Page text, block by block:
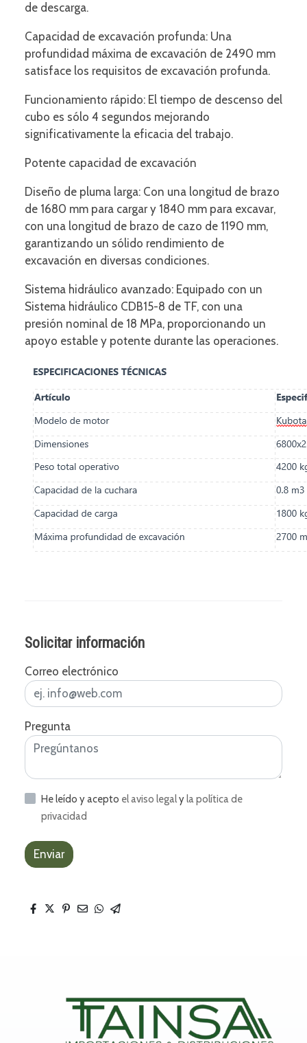
de descarga.
Capacidad de excavación profunda: Una
profundidad máxima de excavación de 2490 mm
satisface los requisitos de excavación profunda.
Funcionamiento rápido: El tiempo de descenso del
cubo es sólo 4 segundos mejorando
significativamente la eficacia del trabajo.
Potente capacidad de excavación
Diseño de pluma larga: Con una longitud de brazo
de 1680 mm para cargar y 1840 mm para excavar,
con una longitud de brazo de cazo de 1190 mm,
garantizando un sólido rendimiento de
excavación en diversas condiciones.
Sistema hidráulico avanzado: Equipado con un
Sistema hidráulico CDB15-8 de TF, con una
presión nominal de 18 MPa, proporcionando un
apoyo estable y potente durante las operaciones.
Solicitar información
Correo electrónico
Pregunta
He leído y acepto el aviso legalyla política de
privacidad
Enviar